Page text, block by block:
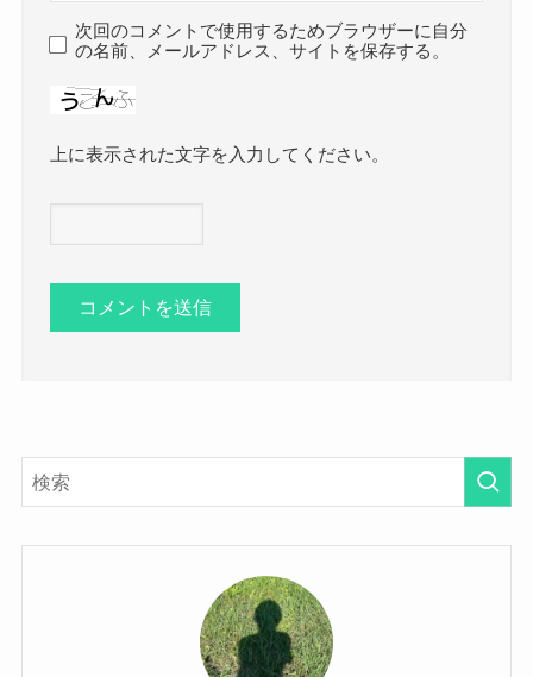
次回のコメントで使用するためブラウザーに自分
の名前、メールアドレス、サイトを保存する。
上に表示された文字を入力してください。